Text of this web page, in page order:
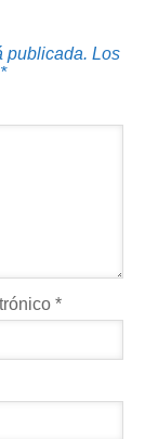
publicada. Los
*
*